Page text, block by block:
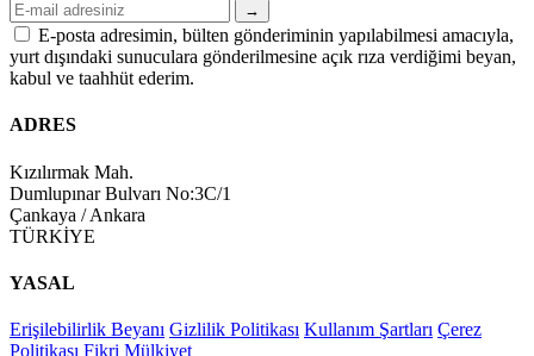
→
E-posta adresimin, bülten gönderiminin yapılabilmesi amacıyla,
yurt dışındaki sunuculara gönderilmesine açık rıza verdiğimi beyan,
kabul ve taahhüt ederim.
ADRES
Kızılırmak Mah.
Dumlupınar Bulvarı No:3C/1
Çankaya / Ankara
TÜRKİYE
YASAL
Erişilebilirlik Beyanı Gizlilik Politikası Kullanım Şartları Çerez
Politikası Fikri Mülkiyet